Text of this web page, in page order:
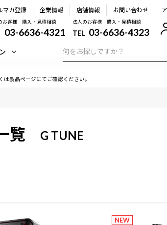
マガ登録 企業情報 店舗情報 お問い合わせ
お客様 購入・見積相談
03-6636-4321
法人のお客様 購入・見積相談
TEL 03-6636-4323
は製品ページにてご確認ください。
覧 G TUNE
NEW